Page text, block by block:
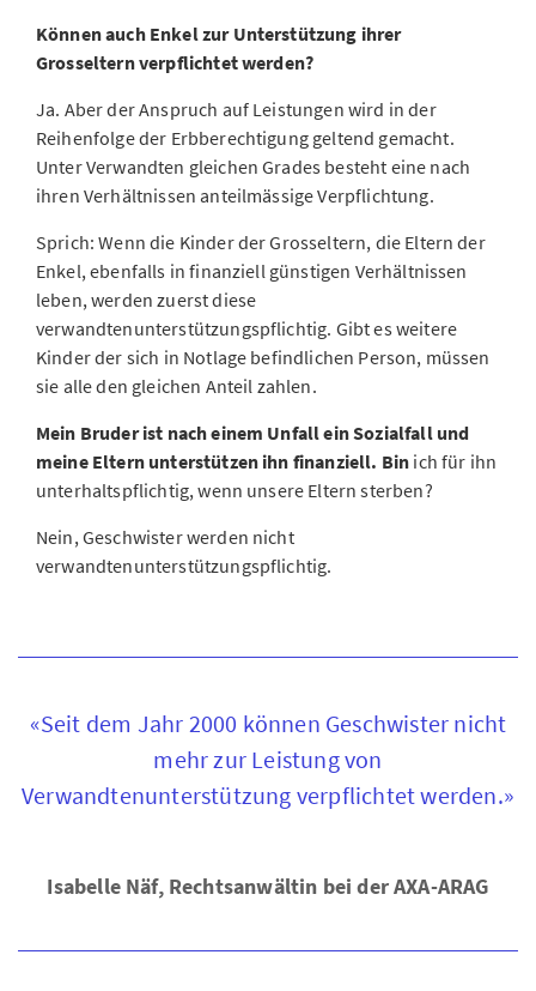
Können auch Enkel zur Unterstützung ihrer
Grosseltern verpflichtet werden?
Ja. Aber der Anspruch auf Leistungen wird in der
Reihenfolge der Erbberechtigung geltend gemacht.
Unter Verwandten gleichen Grades besteht eine nach
ihren Verhältnissen anteilmässige Verpflichtung.
Sprich:Wenn die Kinder der Grosseltern, die Eltern der
Enkel, ebenfalls in finanziell günstigen Verhältnissen
leben, werden zuerst diese
verwandtenunterstützungspflichtig. Gibt es weitere
Kinder der sich in Notlage befindlichen Person, müssen
sie alle den gleichen Anteil zahlen.
Mein Bruder ist nach einem Unfall ein Sozialfall und
meine Eltern unterstützen ihn finanziell. Bin ich für ihn
unterhaltspflichtig, wenn unsere Eltern sterben?
Nein, Geschwister werden nicht
verwandtenunterstützungspflichtig.
«Seit dem Jahr 2000 können Geschwister nicht
mehr zur Leistung von
Verwandtenunterstützung verpflichtet werden.»
Isabelle Näf, Rechtsanwältin bei der AXA-ARAG